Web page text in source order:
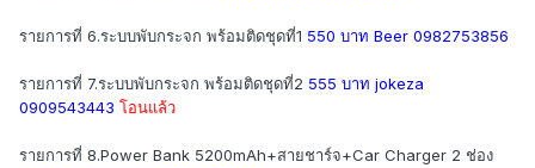
รายการที่ 6.ระบบพับกระจก พร้อมติดชุดที่1 550 บาท Beer 0982753856
รายการที่ 7.ระบบพับกระจก พร้อมติดชุดที่2 555 บาท jokeza
0909543443 โอนแล้ว
รายการที่ 8.Power Bank 5200mAh+สายชาร์จ+Car Charger 2 ช่อง